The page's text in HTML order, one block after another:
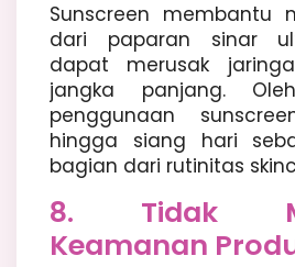
Sunscreen membantu
dari paparan sinar
dapat merusak
jangka panjang.
penggunaan
hingga siang hari
bagian dari rutinitas
8. Tidak
Keamanan